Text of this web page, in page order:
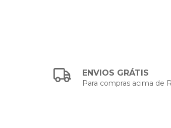
ENVIOS GRÁTIS
Para compras acima de